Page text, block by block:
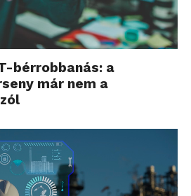
bérrobbanás: a
már nem a